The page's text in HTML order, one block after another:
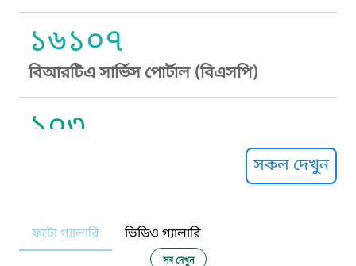
১৬১০৭
বিআরটিএ সার্ভিস পোর্টাল (বিএসপি)
১০৩
নারী ও শিশু নির্যাতন প্রতিরোধ
সকল দেখুন
ফটো গ্যালারি ভিডিও গ্যালারি
সব দেখুন